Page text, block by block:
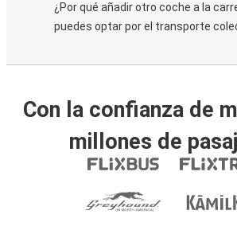
¿Por qué añadir otro coche a la
puedes optar por el transporte
Con la confianza de
millones de